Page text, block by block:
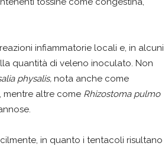
infiammatorie locali e, in alcuni
quantità di veleno inoculato. Non
physalis, nota anche come
mentre altre come Rhizostoma pulmo
in quanto i tentacoli risultano